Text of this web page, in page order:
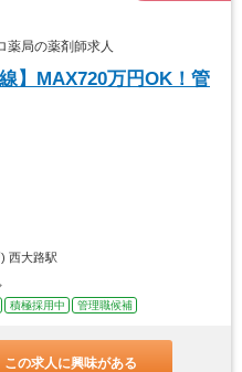
局の薬剤師求人
】MAX720万円OK！管
西大路駅
積極採用中 管理職候補
この求人に興味がある